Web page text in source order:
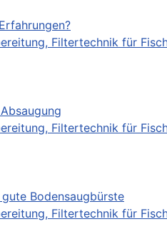
Filtertechnik für
Filtertechnik für
Bodensaugbürste
Filtertechnik für